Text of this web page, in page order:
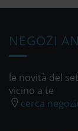
NEGOZI
le novità del
vicino a te
cerca